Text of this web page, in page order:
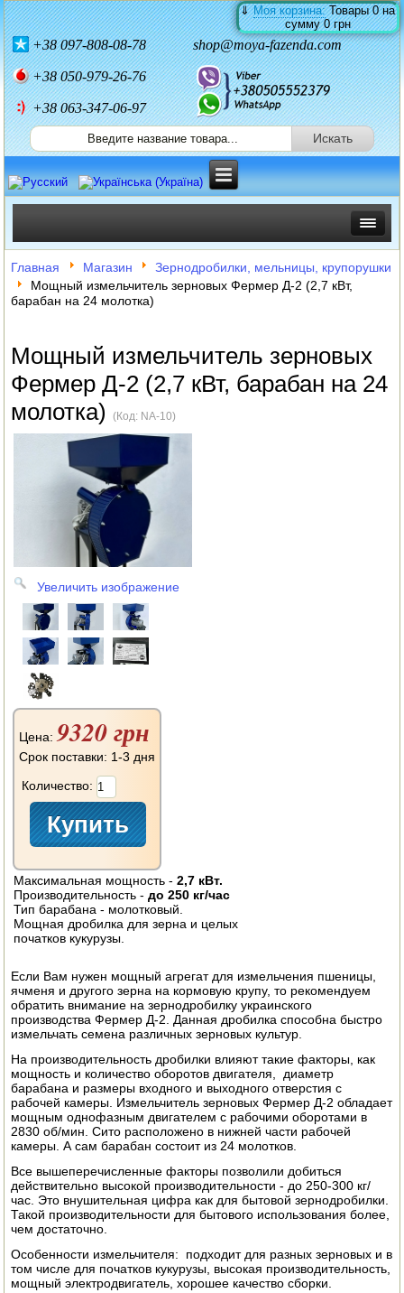
⇓Моя корзина:Товары0на
сумму0 грн
+38097-808-08-78 shop@moya-fazenda.com
+38050-979-26-76
+38 063-347-06-97
ИНКУБАТОРЫ
ЗЕРНОДРОБИЛКИ
СОЛОМОРЕЗКИ
АВТОКЛАВЫ
ДЛЯ ОГОРОДА
НАВЕСНОЕ ДЛЯ МОТОБЛОКОВ
СЕПАРАТОРЫ И МАСЛОБОЙКИ
СЫРОВАРНИ
ШИНКОВКИ
ДЛЯ ДОМА И САДА
ОБОГРЕВАТЕЛИ
ДРОВОКОЛЫ
ГАЗОВЫЕ БАЛЛОНЫ
НАСТОЛЬНЫЕ ПЛИТЫ
ЭЛЕКТРО И БЕНЗО ИНСТРУМЕНТ
ОПРЫСКИВАТЕЛИ
ЭЛЕКТРО ШАШЛЫЧНИЦЫ
СОКОВЫЖИМАЛКИ
СУШИЛКИ ПРОДУКТОВ
СОКОВАРКИ
ТОВАРЫ ДЛЯ ЗИМЫ
ДЛЯ ФЕРМЕРА
ОБОРУДОВАНИЕ ДЛЯ ПЧЕЛОВОДСТВА
ДОИЛЬНЫЕ АППАРАТЫ
СРЕДСТВА ОТ ВРЕДИТЕЛЕЙ
ПОСУДА ДЛЯ КУХНИ
ДУШ ДЛЯ ДАЧИ И ДОМА
Главная Магазин
Зернодробилки, мельницы, крупорушки
Мощный измельчитель зерновых Фермер Д-2 (2,7 кВт,
барабан на 24 молотка)
Мощный измельчитель зерновых
Фермер Д-2 (2,7 кВт, барабан на 24
молотка)(Код: NA-10)
Увеличить изображение
Цена: 9320 грн
Срок поставки: 1-3 дня
Количество:
Максимальная мощность -2,7 кВт.
Производительность -до 250 кг/час
Тип барабана - молотковый.
Мощная дробилка для зерна и целых
початков кукурузы.
Если Вам нужен мощный агрегат для измельчения пшеницы,
ячменя и другого зерна на кормовую крупу, то рекомендуем
обратить внимание на зернодробилку украинского
производства Фермер Д-2. Данная дробилка способна быстро
измельчать семена различных зерновых культур.
На производительность дробилки влияют такие факторы, как
мощность и количество оборотов двигателя, диаметр
барабана и размеры входного и выходного отверстия с
рабочей камеры. Измельчитель зерновых Фермер Д-2 обладает
мощным однофазным двигателем с рабочими оборотами в
2830 об/мин. Сито расположено в нижней части рабочей
камеры. А сам барабан состоит из 24 молотков.
Все вышеперечисленные факторы позволили добиться
действительно высокой производительности - до 250-300 кг/
час. Это внушительная цифра как для бытовой зернодробилки.
Такой производительности для бытового использования более,
чем достаточно.
Особенности измельчителя: подходит для разных зерновых и в
том числе для початков кукурузы, высокая производительность,
мощный электродвигатель, хорошее качество сборки.